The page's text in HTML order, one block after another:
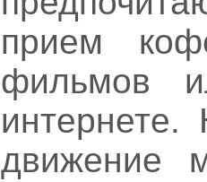
прием
фильмов
движение